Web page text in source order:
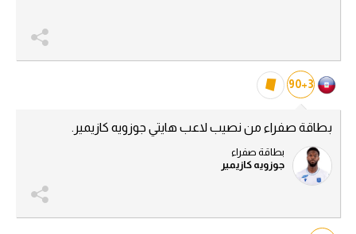
فيديو في الجول
90+3
بطاقة صفراء من نصيب لاعب هايتي جوزويه كازيمير.
بطاقة صفراء
جوزويه كازيمير